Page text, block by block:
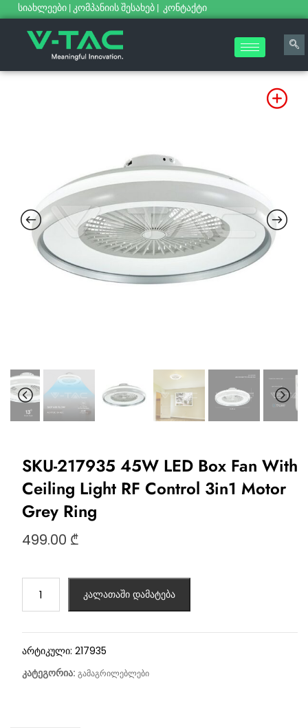
სიახლეები | კომპანიის შესახებ | კონტაქტი
SKU-217935 45W LED Box Fan With
Ceiling Light RF Control 3in1 Motor
Grey Ring
499.00 ₾
კალათაში დამატება
არტიკული: 217935
კატეგორია: გამაგრილებლები